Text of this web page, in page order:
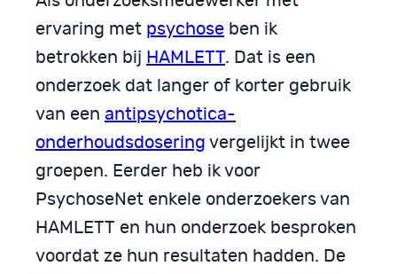
ervaring met psychose ben ik
betrokken bij HAMLETT. Dat is een
onderzoek dat langer of korter gebruik
van een antipsychotica-
onderhoudsdosering vergelijkt in twee
groepen. Eerder heb ik voor
PsychoseNet enkele onderzoekers van
HAMLETT en hun onderzoek besproken
voordat ze hun resultaten hadden. De